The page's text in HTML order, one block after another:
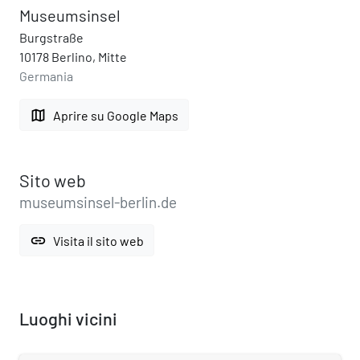
Museumsinsel
Burgstraße
10178 Berlino, Mitte
Germania
map Aprire su Google Maps
Sito web
museumsinsel-berlin.de
link Visita il sito web
Luoghi vicini